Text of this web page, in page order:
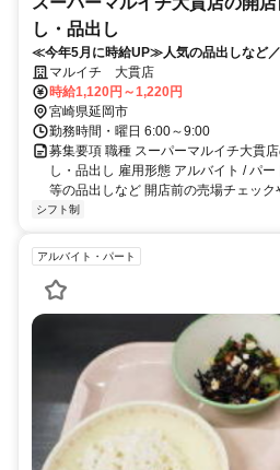
し・品出し
≪今年5月に時給UP≫人気の品出しなど
しでモクモク作業♪WワークOK◎
マルイチ 大貫店
時給1,120円～1,220円
宮崎県延岡市
勤務時間・曜日 6:00～9:00
募集要項 職種 スーパーマルイチ大貫
し・品出し 雇用形態 アルバイト / パ
等の品出しなど 開店前の売場チェッ
シフト制
アルバイト・パート